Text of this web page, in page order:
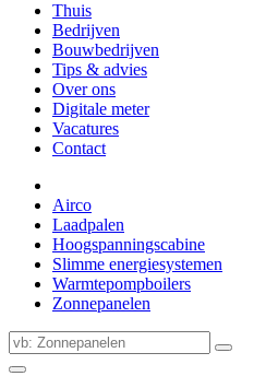
Thuis
Bedrijven
Bouwbedrijven
Tips & advies
Over ons
Digitale meter
Vacatures
Contact
Airco
Laadpalen
Hoogspanningscabine
Slimme energiesystemen
Warmtepompboilers
Zonnepanelen